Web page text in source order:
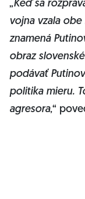
„Keď sa
vojna vzala
znamená
obraz
podávať
politika mieru.
agresora,“